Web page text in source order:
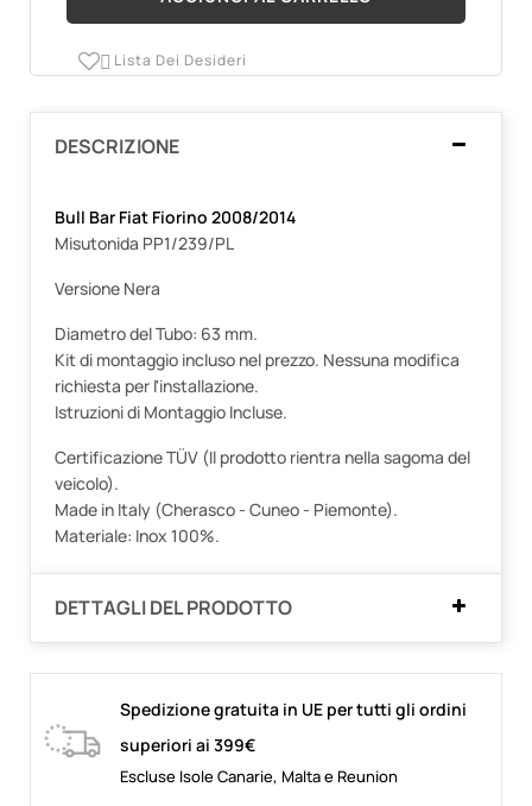
 Lista Dei Desideri
DESCRIZIONE
Bull Bar Fiat Fiorino 2008/2014
Misutonida PP1/239/PL
Versione Nera
Diametro del Tubo: 63 mm.
Kit di montaggio incluso nel prezzo. Nessuna modifica
richiesta per l'installazione.
Istruzioni di Montaggio Incluse.
Certificazione TÜV (Il prodotto rientra nella sagoma del
veicolo).
Made in Italy (Cherasco - Cuneo - Piemonte).
Materiale: Inox 100%.
DETTAGLI DEL PRODOTTO
Spedizione gratuita in UE per tutti gli ordini
superiori ai 399€
Escluse Isole Canarie, Malta e Reunion